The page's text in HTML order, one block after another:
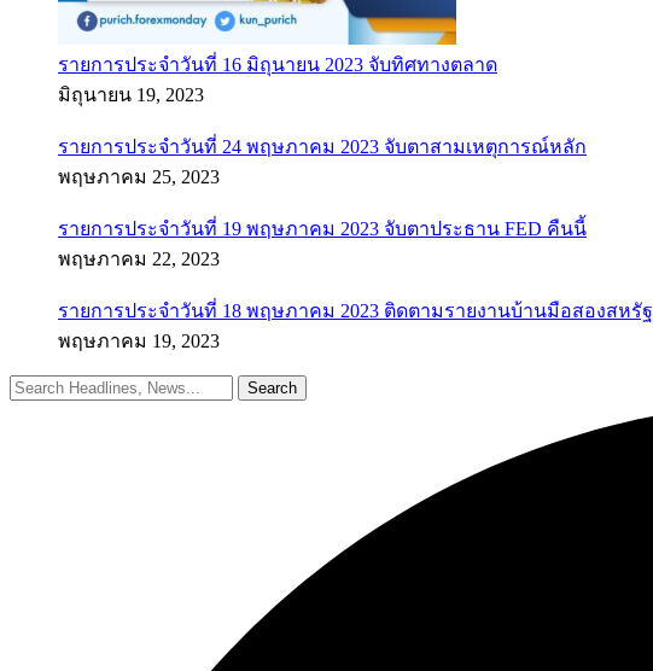
รายการประจำวันที่ 16 มิถุนายน 2023 จับทิศทางตลาด
มิถุนายน 19, 2023
รายการประจำวันที่ 24 พฤษภาคม 2023 จับตาสามเหตุการณ์หลัก
พฤษภาคม 25, 2023
รายการประจำวันที่ 19 พฤษภาคม 2023 จับตาประธาน FED คืนนี้
พฤษภาคม 22, 2023
รายการประจำวันที่ 18 พฤษภาคม 2023 ติดตามรายงานบ้านมือสองสหรัฐ
พฤษภาคม 19, 2023